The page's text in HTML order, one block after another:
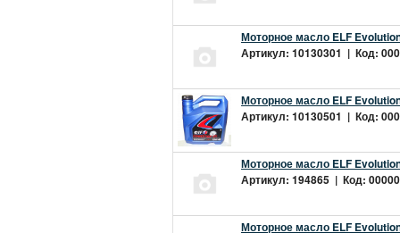
Моторное масло ELF
Артикул: 10130301 | Код:
Моторное масло ELF
Артикул: 10130501 | Код:
Моторное масло ELF
Артикул: 194865 | Код:
Моторное масло ELF